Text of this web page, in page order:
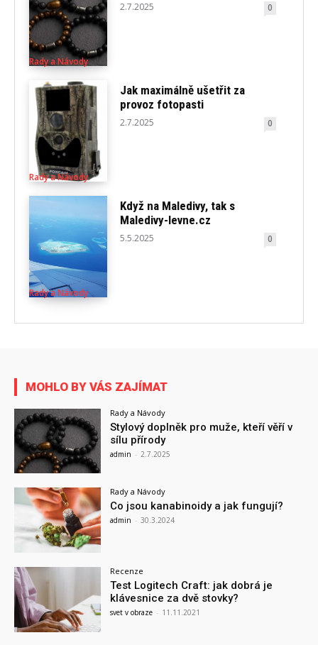
Rady a Návody
2.7.2025 0
Rady a Návody
Jak maximálně ušetřit za
provoz fotopasti
2.7.2025 0
Rady a Návody
Když na Maledivy, tak s
Maledivy-levne.cz
5.5.2025 0
MOHLO BY VÁS ZAJÍMAT
Rady a Návody
Stylový doplněk pro muže, kteří věří v
sílu přírody
admin - 2.7.2025
Rady a Návody
Co jsou kanabinoidy a jak fungují?
admin - 30.3.2024
Recenze
Test Logitech Craft: jak dobrá je
klávesnice za dvě stovky?
svet v obraze - 11.11.2021